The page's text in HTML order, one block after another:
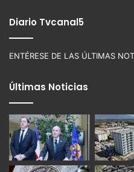
Diario Tvcanal5
ENTÉRESE DE LAS ÚLTIMAS
Últimas Noticias